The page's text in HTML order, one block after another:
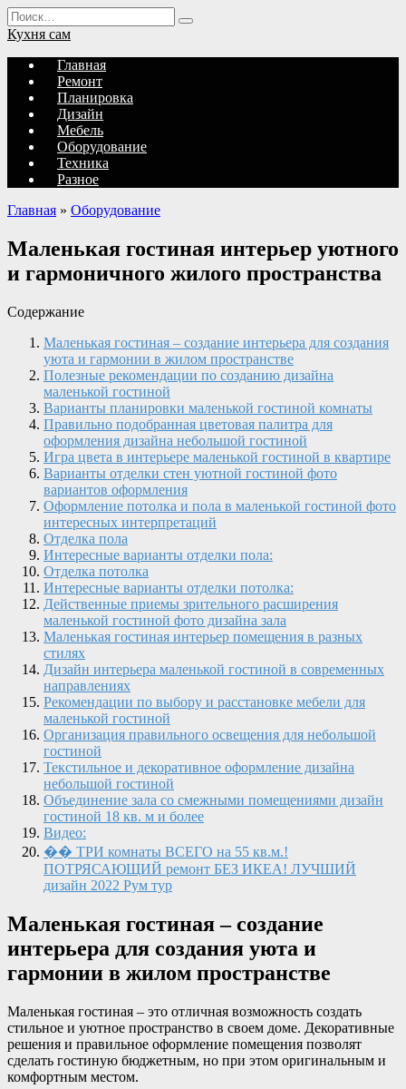
Перейти
к
содержанию
Search
for:
Кухня сам
Главная
Ремонт
Планировка
Дизайн
Мебель
Оборудование
Техника
Разное
Главная » Оборудование
Маленькая гостиная интерьер уютного
и гармоничного жилого пространства
Содержание
Маленькая гостиная – создание интерьера для создания
уюта и гармонии в жилом пространстве
Полезные рекомендации по созданию дизайна
маленькой гостиной
Варианты планировки маленькой гостиной комнаты
Правильно подобранная цветовая палитра для
оформления дизайна небольшой гостиной
Игра цвета в интерьере маленькой гостиной в квартире
Варианты отделки стен уютной гостиной фото
вариантов оформления
Оформление потолка и пола в маленькой гостиной фото
интересных интерпретаций
Отделка пола
Интересные варианты отделки пола:
Отделка потолка
Интересные варианты отделки потолка:
Действенные приемы зрительного расширения
маленькой гостиной фото дизайна зала
Маленькая гостиная интерьер помещения в разных
стилях
Дизайн интерьера маленькой гостиной в современных
направлениях
Рекомендации по выбору и расстановке мебели для
маленькой гостиной
Организация правильного освещения для небольшой
гостиной
Текстильное и декоративное оформление дизайна
небольшой гостиной
Объединение зала со смежными помещениями дизайн
гостиной 18 кв. м и более
Видео:
�� ТРИ комнаты ВСЕГО на 55 кв.м.!
ПОТРЯСАЮЩИЙ ремонт БЕЗ ИКЕА! ЛУЧШИЙ
дизайн 2022 Рум тур
Маленькая гостиная – создание
интерьера для создания уюта и
гармонии в жилом пространстве
Маленькая гостиная – это отличная возможность создать
стильное и уютное пространство в своем доме. Декоративные
решения и правильное оформление помещения позволят
сделать гостиную бюджетным, но при этом оригинальным и
комфортным местом.